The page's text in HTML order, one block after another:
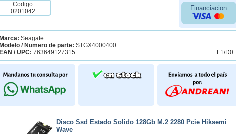
Codigo
0201042
Financiacion
Marca: Seagate
Modelo / Numero de parte: STGX4000400
EAN / UPC: 763649127315 L1/D0
Disco Ssd Estado Solido 128Gb M.2 2280 Pcie Hiksemi
Wave